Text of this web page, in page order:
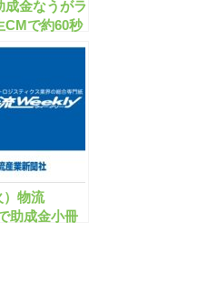
成金なうがラ
CMで約60秒
ました！
）物流
助成金小冊